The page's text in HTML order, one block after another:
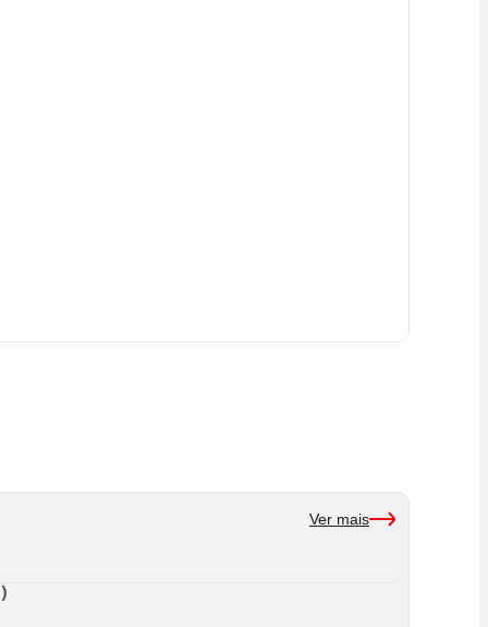
Ver mais